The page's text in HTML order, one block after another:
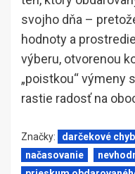
svojho dňa –
hodnoty a
výberu, otvorenou
„poistkou“ výmeny
rastie radosť na
Značky: darčekové
načasovanie